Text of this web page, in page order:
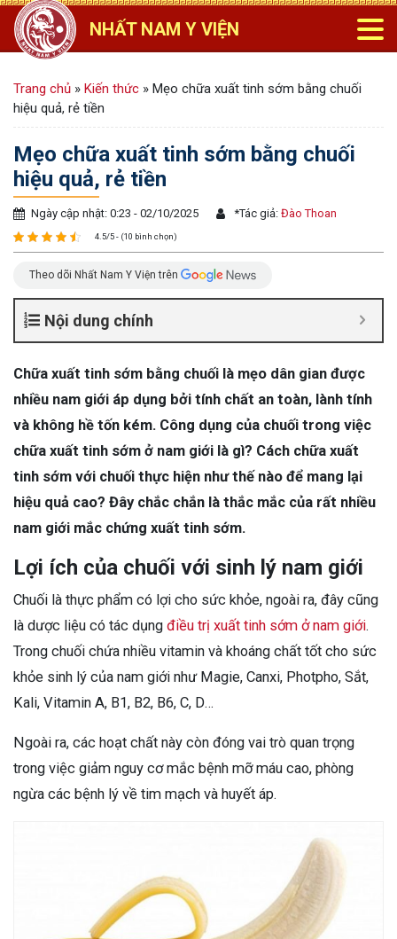
NHẤT NAM Y VIỆN
Trang chủ » Kiến thức » Mẹo chữa xuất tinh sớm bằng chuối
hiệu quả, rẻ tiền
Mẹo chữa xuất tinh sớm bằng chuối
hiệu quả, rẻ tiền
Ngày cập nhật: 0:23 - 02/10/2025 *Tác giả: Đào Thoan
4.5/5 - (10 bình chọn)
Theo dõi Nhất Nam Y Viện trên
Nội dung chính
Chữa xuất tinh sớm bằng chuối là mẹo dân gian được
nhiều nam giới áp dụng bởi tính chất an toàn, lành tính
và không hề tốn kém. Công dụng của chuối trong việc
chữa xuất tinh sớm ở nam giới là gì? Cách chữa xuất
tinh sớm với chuối thực hiện như thế nào để mang lại
hiệu quả cao? Đây chắc chắn là thắc mắc của rất nhiều
nam giới mắc chứng xuất tinh sớm.
Lợi ích của chuối với sinh lý nam giới
Chuối là thực phẩm có lợi cho sức khỏe, ngoài ra, đây cũng
là dược liệu có tác dụng điều trị xuất tinh sớm ở nam giới.
Trong chuối chứa nhiều vitamin và khoáng chất tốt cho sức
khỏe sinh lý của nam giới như Magie, Canxi, Photpho, Sắt,
Kali, Vitamin A, B1, B2, B6, C, D…
Ngoài ra, các hoạt chất này còn đóng vai trò quan trọng
trong việc giảm nguy cơ mắc bệnh mỡ máu cao, phòng
ngừa các bệnh lý về tim mạch và huyết áp.